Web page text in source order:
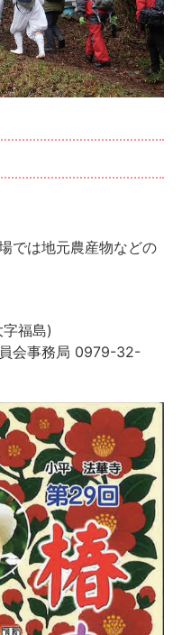
では地元農産物などの
字福島)
員会事務局 0979-32-